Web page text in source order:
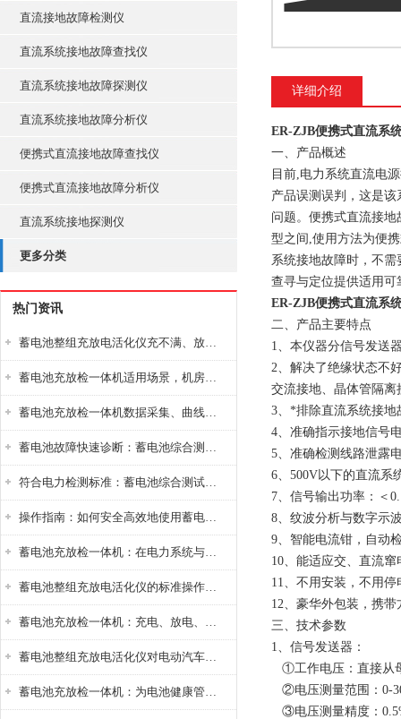
直流接地故障检测仪
直流系统接地故障查找仪
直流系统接地故障探测仪
直流系统接地故障分析仪
便携式直流接地故障查找仪
便携式直流接地故障分析仪
直流系统接地探测仪
更多分类
热门资讯
蓄电池整组充放电活化仪充不满、放不完怎么办？
蓄电池充放检一体机适用场景，机房基站变电站铅酸蓄电池维护检测应用
蓄电池充放检一体机数据采集、曲线分析与电池健康状态智能评估功能详解
蓄电池故障快速诊断：蓄电池综合测试仪判断落后电池的方法与标准
符合电力检测标准：蓄电池综合测试仪测试规范与精度校准方法详解
操作指南：如何安全高效地使用蓄电池智能活化仪？
蓄电池充放检一体机：在电力系统与储能设备中的创新应用，确保蓄电池性能与可靠性
蓄电池整组充放电活化仪的标准操作流程：从接线设置到充放电参数设定的安全规范
蓄电池充放检一体机：充电、放电、检测三功能集成设备
蓄电池整组充放电活化仪对电动汽车电池有帮助吗？
蓄电池充放检一体机：为电池健康管理提供一站式解决方案
详细介绍
ER-ZJB便携式直流系
一、产品概述
目前,电力系统直流电
产品误测误判，这是
问题。便携式直流接
型之间,使用方法为便
系统接地故障时，不
查寻与定位提供适用
ER-ZJB便携式直流系
二、产品主要特点
1、本仪器分信号发送
2、解决了绝缘状态不
交流接地、晶体管隔离
3、*排除直流系统接地
4、准确指示接地信号
5、准确检测线路泄露
6、500V以下的直流系
7、信号输出功率：＜
8、纹波分析与数字示
9、智能电流钳，自动
10、能适应交、直流
11、不用安装，不用
12、豪华外包装，携带
三、技术参数
1、信号发送器：
①工作电压：直接从
②电压测量范围：0-
③电压测量精度：